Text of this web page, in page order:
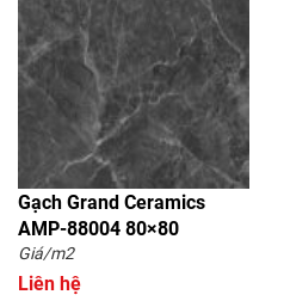
Gạch Grand Ceramics
AMP-88004 80×80
Giá/m2
Liên hệ